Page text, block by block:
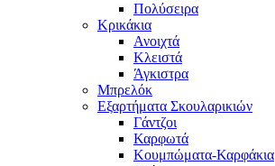
Πολύσειρα
Κρικάκια
Ανοιχτά
Κλειστά
Άγκιστρα
Μπρελόκ
Εξαρτήματα Σκουλαρικιών
Γάντζοι
Καρφωτά
Κουμπώματα-Καρφάκια